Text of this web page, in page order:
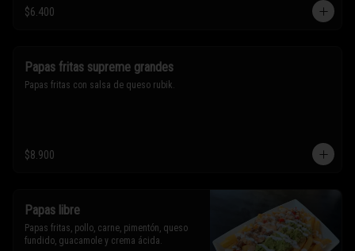
$6.400
Papas fritas supreme grandes
Papas fritas con salsa de queso rubik.
$8.900
Papas libre
Papas fritas, pollo, carne, pimentón, queso
fundido, guacamole y crema ácida.